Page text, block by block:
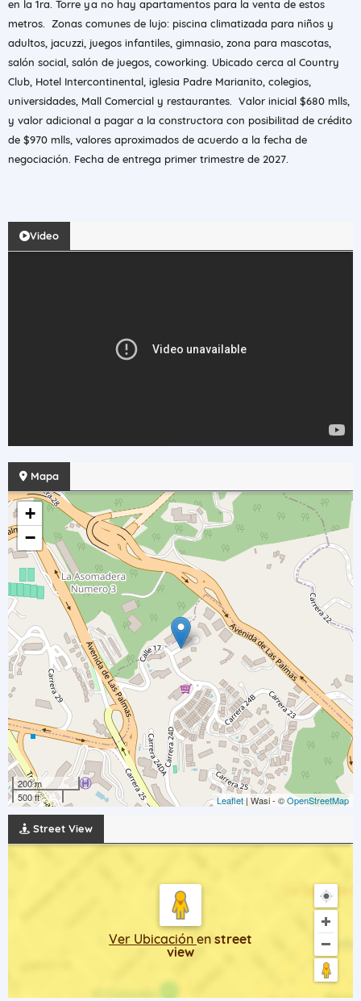
en la 1ra. Torre ya no hay apartamentos para la venta de estos
metros. Zonas comunes de lujo: piscina climatizada para niños y
adultos, jacuzzi, juegos infantiles, gimnasio, zona para mascotas,
salón social, salón de juegos, coworking. Ubicado cerca al Country
Club, Hotel Intercontinental, iglesia Padre Marianito, colegios,
universidades, Mall Comercial y restaurantes. Valor inicial $680 mlls,
y valor adicional a pagar a la constructora con posibilitad de crédito
de $970 mlls, valores aproximados de acuerdo a la fecha de
negociación. Fecha de entrega primer trimestre de 2027.
Video
Mapa
+
−
200 m
500 ft
Leaflet | Wasi - ©OpenStreetMap
Street View
Ver Ubicación en street
view